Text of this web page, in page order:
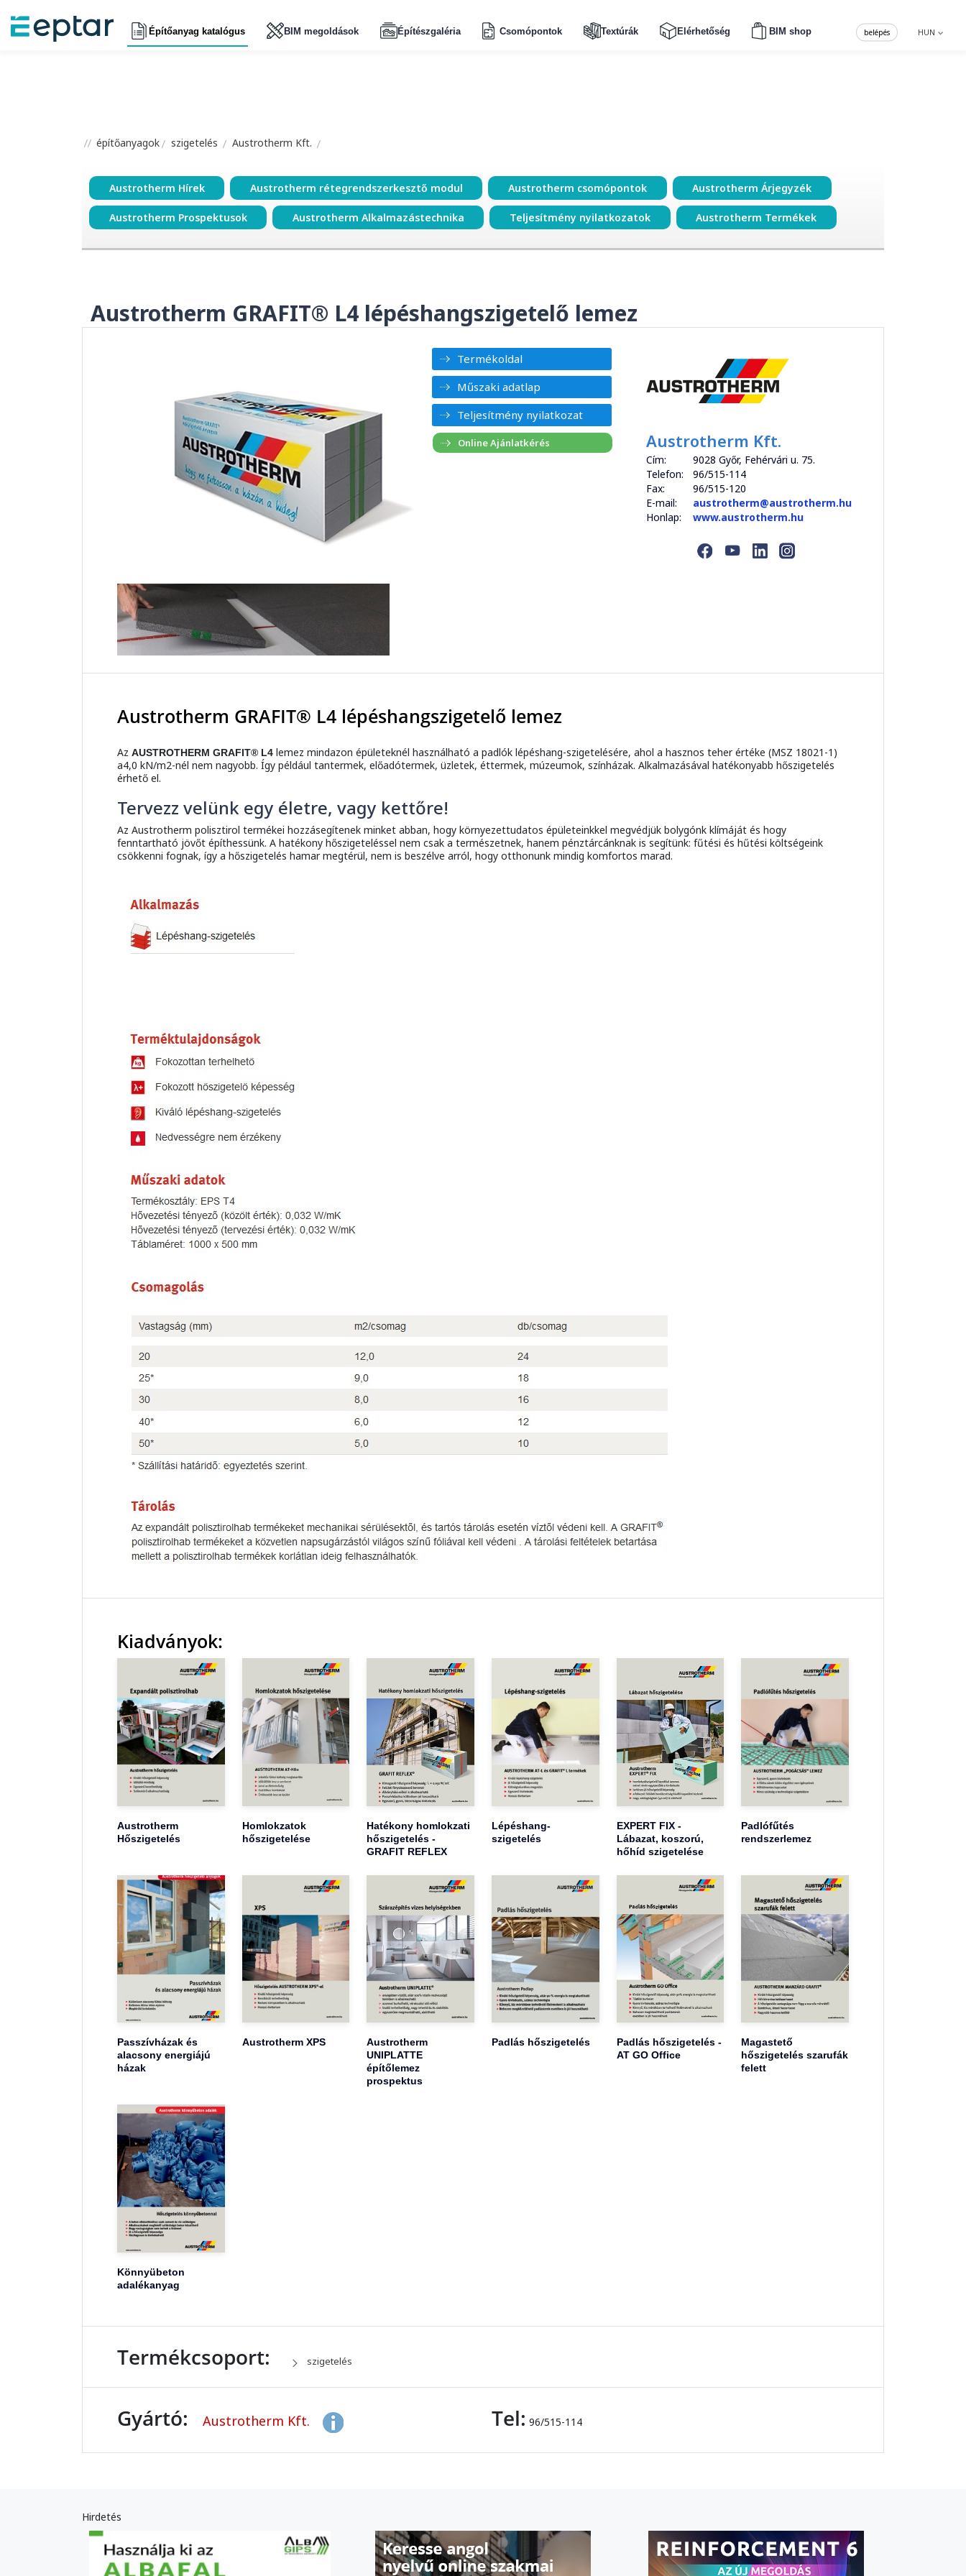
Építőanyag katalógus BIM megoldások Építészgaléria Csomópontok Textúrák Elérhetőség BIM shop HUN
belépés
építőanyagok szigetelés Austrotherm Kft.
Austrotherm Hírek Austrotherm rétegrendszerkesztő modul Austrotherm csomópontok Austrotherm Árjegyzék
Austrotherm Prospektusok Austrotherm Alkalmazástechnika Teljesítmény nyilatkozatok Austrotherm Termékek
Austrotherm GRAFIT® L4 lépéshangszigetelő lemez
Termékoldal
Műszaki adatlap
Teljesítmény nyilatkozat
Austrotherm Kft.
Cím:
9028 Győr, Fehérvári u. 75.
Telefon:
96/515-114
Fax:
96/515-120
E-mail:
austrotherm@austrotherm.hu
Honlap:
www.austrotherm.hu
Austrotherm GRAFIT® L4 lépéshangszigetelő lemez
Az AUSTROTHERM GRAFIT® L4 lemez mindazon épületeknél használható a padlók lépéshang-szigetelésére, ahol a hasznos teher értéke (MSZ 18021-1)
a4,0 kN/m2-nél nem nagyobb. Így például tantermek, előadótermek, üzletek, éttermek, múzeumok, színházak. Alkalmazásával hatékonyabb hőszigetelés
érhető el.
Tervezz velünk egy életre, vagy kettőre!
Az Austrotherm polisztirol termékei hozzásegítenek minket abban, hogy környezettudatos épületeinkkel megvédjük bolygónk klímáját és hogy
fenntartható jövőt építhessünk. A hatékony hőszigeteléssel nem csak a természetnek, hanem pénztárcánknak is segítünk: fűtési és hűtési költségeink
csökkenni fognak, így a hőszigetelés hamar megtérül, nem is beszélve arról, hogy otthonunk mindig komfortos marad.
Kiadványok:
Austrotherm
Hőszigetelés
Homlokzatok
hőszigetelése
Hatékony homlokzati
hőszigetelés -
GRAFIT REFLEX
Lépéshang-
szigetelés
EXPERT FIX -
Lábazat, koszorú,
hőhíd szigetelése
Padlófűtés
rendszerlemez
Passzívházak és
alacsony energiájú
házak
Austrotherm XPS
Austrotherm
UNIPLATTE
építőlemez
prospektus
Padlás hőszigetelés
Padlás hőszigetelés -
AT GO Office
Magastető
hőszigetelés szarufák
felett
Könnyübeton
adalékanyag
Termékcsoport: szigetelés
Gyártó: Austrotherm Kft. Tel: 96/515-114
Hirdetés